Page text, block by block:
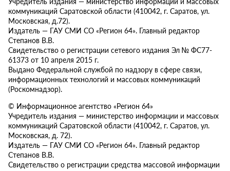
коммуникаций Саратовской области (410042, г. Саратов, ул.
Московская, д.72).
Издатель — ГАУ СМИ СО «Регион 64». Главный редактор
Степанов В.В.
Свидетельство о регистрации сетевого издания Эл № ФС77-
61373 от 10 апреля 2015 г.
Выдано Федеральной службой по надзору в сфере связи,
информационных технологий и массовых коммуникаций
(Роскомнадзор).
© Информационное агентство «Регион 64»
Учредитель издания — министерство информации и массовых
коммуникаций Саратовской области (410042, г. Саратов, ул.
Московская, д. 72).
Издатель — ГАУ СМИ СО «Регион 64». Главный редактор
Степанов В.В.
Свидетельство о регистрации средства массовой информации